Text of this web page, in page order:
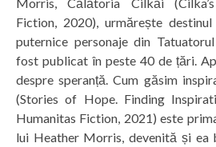
Fiction, 2020), urmărește
puternice personaje din
fost publicat în peste 40 de țări.
despre speranță. Cum găsim
(Stories of Hope. Finding
Humanitas Fiction, 2021) este
lui Heather Morris, devenită și ea